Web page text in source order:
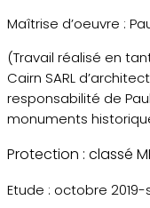
Maîtrise d’oeuvre :
(Travail réalisé en
Cairn SARL
responsabilité de
monuments
Protection : classé
Etude : octobre